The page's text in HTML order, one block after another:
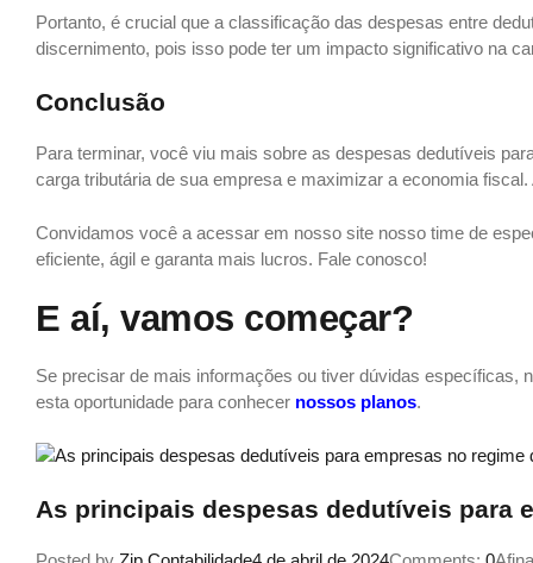
Portanto, é crucial que a classificação das despesas entre
discernimento, pois isso pode ter um impacto significativo na
Conclusão
Para terminar, você viu mais sobre as despesas dedutíveis
carga tributária de sua empresa e maximizar a economia
Convidamos você a acessar em nosso site nosso time de
eficiente, ágil e garanta mais lucros. Fale conosco!
E aí, vamos começar?
Se precisar de mais informações ou tiver dúvidas específicas,
esta oportunidade para conhecer nossos planos.
As principais despesas dedutíveis para